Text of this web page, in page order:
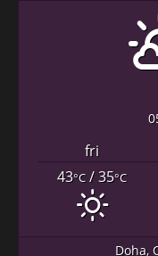
fri
43°C/ 35°C
Doha,